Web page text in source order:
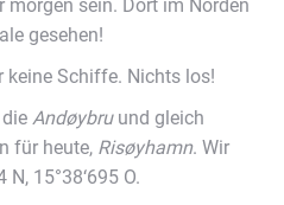
sein. Dort im Norden
gesehen!
keine Schiffe. Nichts los!
Andøybruund gleich
für heute, Risøyhamn. Wir
15°38‘695 O.